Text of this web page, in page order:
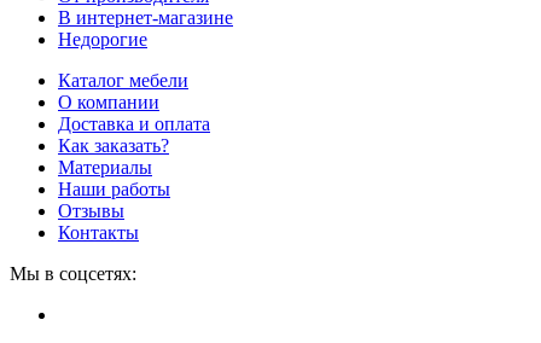
В интернет-магазине
Недорогие
Каталог мебели
О компании
Доставка и оплата
Как заказать?
Материалы
Наши работы
Отзывы
Контакты
Мы в соцсетях: